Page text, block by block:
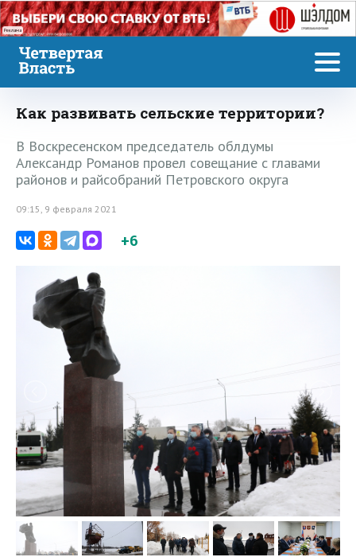
Реклама
Как развивать сельские территории?
В Воскресенском председатель облдумы
Александр Романов провел совещание с главами
районов и райсобраний Петровского округа
09:15, 9 февраля 2021
+6